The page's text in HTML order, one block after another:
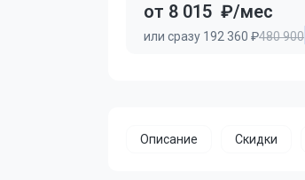
от 8 015 ₽/мес
или сразу 192 360 ₽480 900
Описание Скидки